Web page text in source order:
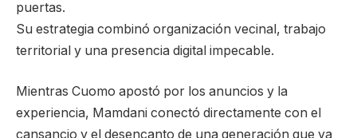
puertas.
Su estrategia combinó organización vecinal, trabajo
territorial y una presencia digital impecable.
Mientras Cuomo apostó por los anuncios y la
experiencia, Mamdani conectó directamente con el
cansancio y el desencanto de una generación que ya